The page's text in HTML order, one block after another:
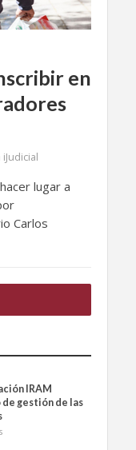
en
lugar a
Carlos
IRAM
de gestión de las